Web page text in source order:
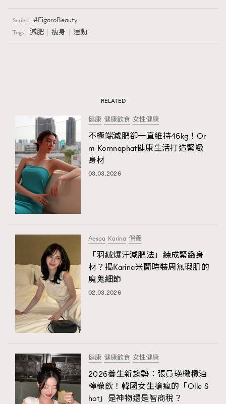
Series: FigaroBeauty
Tags: 減肥 瘦身 運動
RELATED
健康 健康飲食 女性健康
不極端減肥卻一直維持46kg！Or
m Kornnaphat健康生活打造緊緻
身材
03.03.2026
Aespa ​​Karina 保養
「羽絨爆汗減肥法」練成緊緻身
材？揭Karina米蘭時裝周無瑕肌的
魔鬼細節
02.03.2026
健康 健康飲食 女性健康
2026養生新趨勢：張員瑛橄欖油
檸檬飲！韓國女生搶瘋的「Olle S
hot」是神物還是智商稅？